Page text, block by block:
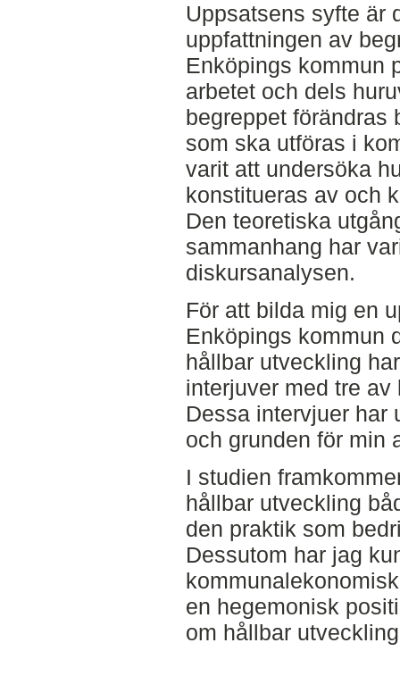
Uppsatsens syfte är
uppfattningen av
Enköpings kommun
arbetet och dels
begreppet förändras
som ska utföras i
varit att undersöka
konstitueras av och
Den teoretiska
sammanhang har
diskursanalysen.
För att bilda mig en
Enköpings kommun
hållbar utveckling
interjuver med tre
Dessa intervjuer har
och grunden för min
I studien
hållbar utveckling
den praktik som
Dessutom har jag
en hegemonisk
om hållbar